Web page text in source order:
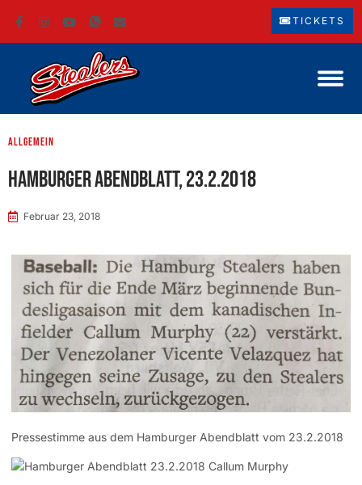
TICKETS
Allgemein
Hamburger Abendblatt, 23.2.2018
Februar 23, 2018
Pressestimme aus dem Hamburger Abendblatt vom 23.2.2018